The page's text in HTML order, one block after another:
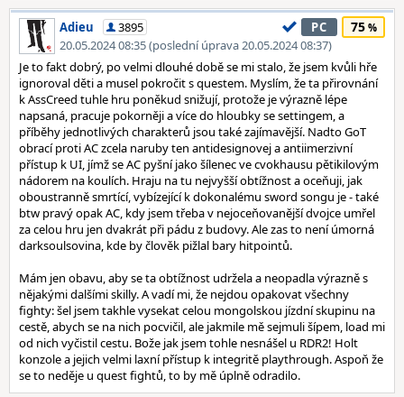
Adieu
3895
20.05.2024 08:35 (poslední úprava 20.05.2024 08:37)
PC 75
Je to fakt dobrý, po velmi dlouhé době se mi stalo, že jsem kvůli hře
ignoroval děti a musel pokročit s questem. Myslím, že ta přirovnání
k AssCreed tuhle hru poněkud snižují, protože je výrazně lépe
napsaná, pracuje pokorněji a více do hloubky se settingem, a
příběhy jednotlivých charakterů jsou také zajímavější. Nadto GoT
obrací proti AC zcela naruby ten antidesignovej a antiimerzivní
přístup k UI, jímž se AC pyšní jako šílenec ve cvokhausu pětikilovým
nádorem na koulích. Hraju na tu nejvyšší obtížnost a oceňuji, jak
oboustranně smrtící, vybízející k dokonalému sword songu je - také
btw pravý opak AC, kdy jsem třeba v nejoceňovanější dvojce umřel
za celou hru jen dvakrát při pádu z budovy. Ale zas to není úmorná
darksoulsovina, kde by člověk pižlal bary hitpointů.
Mám jen obavu, aby se ta obtížnost udržela a neopadla výrazně s
nějakými dalšími skilly. A vadí mi, že nejdou opakovat všechny
fighty: šel jsem takhle vysekat celou mongolskou jízdní skupinu na
cestě, abych se na nich pocvičil, ale jakmile mě sejmuli šípem, load mi
od nich vyčistil cestu. Bože jak jsem tohle nesnášel u RDR2! Holt
konzole a jejich velmi laxní přístup k integritě playthrough. Aspoň že
se to neděje u quest fightů, to by mě úplně odradilo.